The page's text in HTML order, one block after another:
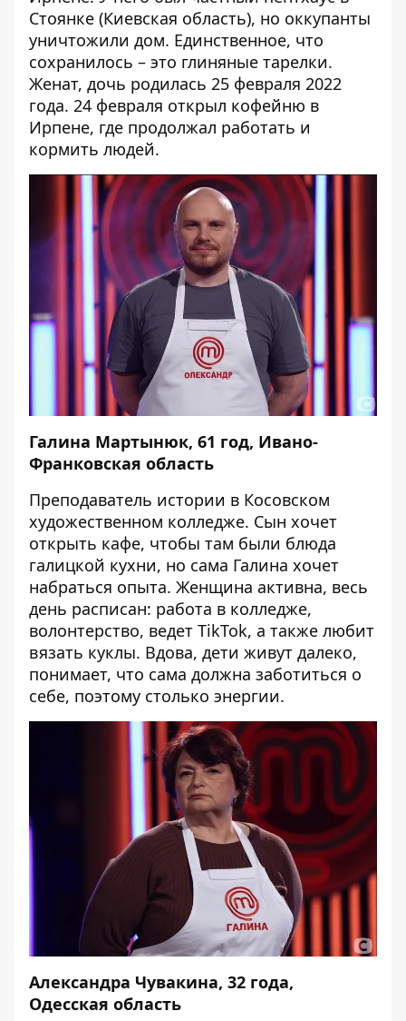
Стоянке (Киевская область), но оккупанты
уничтожили дом. Единственное, что
сохранилось – это глиняные тарелки.
Женат, дочь родилась 25 февраля 2022
года. 24 февраля открыл кофейню в
Ирпене, где продолжал работать и
кормить людей.
Галина Мартынюк, 61 год, Ивано-
Франковская область
Преподаватель истории в Косовском
художественном колледже. Сын хочет
открыть кафе, чтобы там были блюда
галицкой кухни, но сама Галина хочет
набраться опыта. Женщина активна, весь
день расписан: работа в колледже,
волонтерство, ведет TikTok, а также любит
вязать куклы. Вдова, дети живут далеко,
понимает, что сама должна заботиться о
себе, поэтому столько энергии.
Александра Чувакина, 32 года,
Одесская область